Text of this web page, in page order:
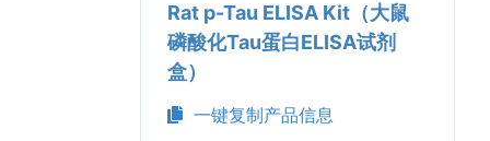
Rat p-Tau ELISA Kit（大鼠
磷酸化Tau蛋白ELISA试剂
盒）
一键复制产品信息